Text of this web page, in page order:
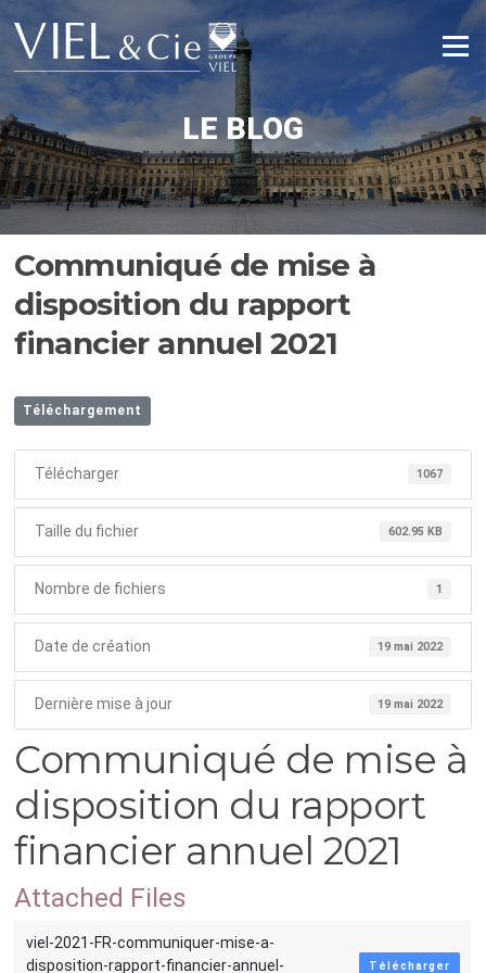
contenu
Menu
LE BLOG
Communiqué de mise à
disposition du rapport
financier annuel 2021
Téléchargement
Télécharger 1067
Taille du fichier 602.95 KB
Nombre de fichiers 1
Date de création 19 mai 2022
Dernière mise à jour 19 mai 2022
Communiqué de mise à
disposition du rapport
financier annuel 2021
Attached Files
viel-2021-FR-communiquer-mise-a-
disposition-rapport-financier-annuel-
Télécharger